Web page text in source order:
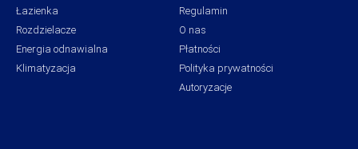
Łazienka
Rozdzielacze
Energia odnawialna
Klimatyzacja
Regulamin
O nas
Płatności
Polityka prywatności
Autoryzacje